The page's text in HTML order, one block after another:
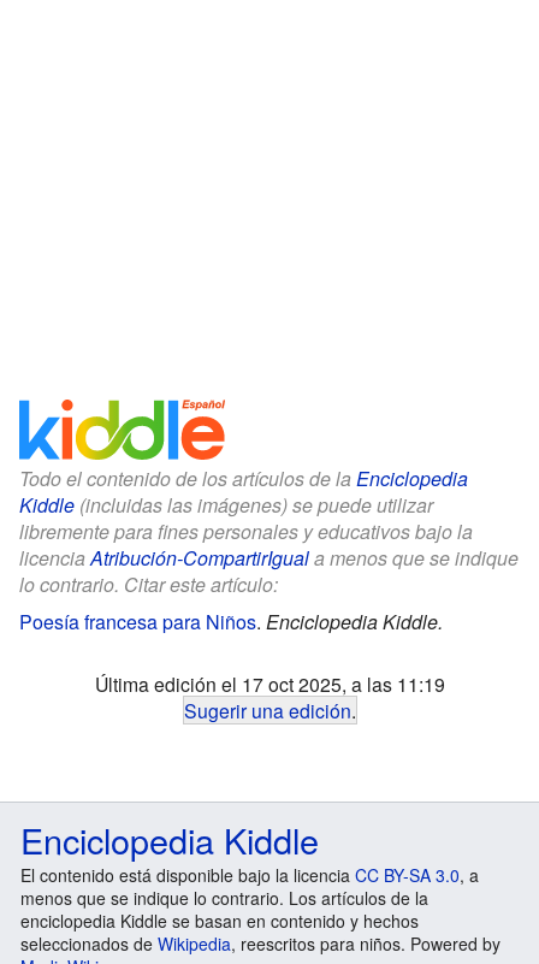
Todo el contenido de los artículos de la Enciclopedia
Kiddle (incluidas las imágenes) se puede utilizar
libremente para fines personales y educativos bajo la
licencia Atribución-CompartirIguala menos que se indique
lo contrario. Citar este artículo:
Poesía francesa para Niños. Enciclopedia Kiddle.
Última edición el 17 oct 2025, a las 11:19
Sugerir una edición.
Enciclopedia Kiddle
El contenido está disponible bajo la licencia CC BY-SA 3.0, a
menos que se indique lo contrario. Los artículos de la
enciclopedia Kiddle se basan en contenido y hechos
seleccionados de Wikipedia, reescritos para niños. Powered by